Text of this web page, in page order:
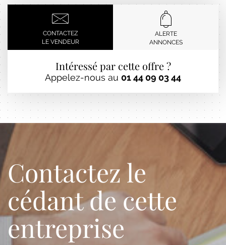
CONTACTEZ
LE VENDEUR
ALERTE
ANNONCES
Intéressé par cette offre ?
Appelez-nous au 01 44 09 03 44
Contactez le
cédant de cette
entreprise